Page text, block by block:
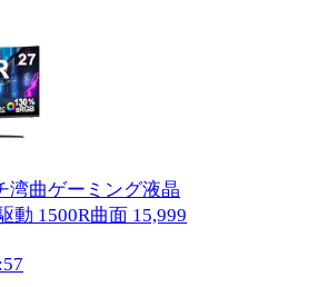
湾曲ゲーミング液晶
動 1500R曲面 15,999